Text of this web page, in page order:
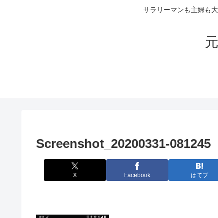
サラリーマンも主婦も
Screenshot_20200331-081245
X Facebook はてブ